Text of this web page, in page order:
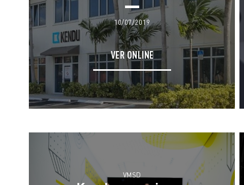
10/07/2019
VER ONLINE
VMSD